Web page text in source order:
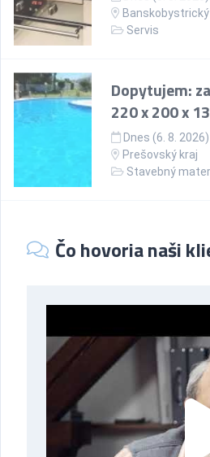
Banskobystrický
Servis
Dopytujem:
220 x 200 x
Dnes (6. 8. 2026)
Prešovský kraj
Stavebný
Čo hovoria naši